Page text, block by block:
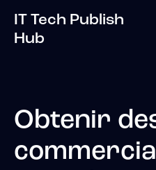
IT Tech Publish
Hub
Obtenir